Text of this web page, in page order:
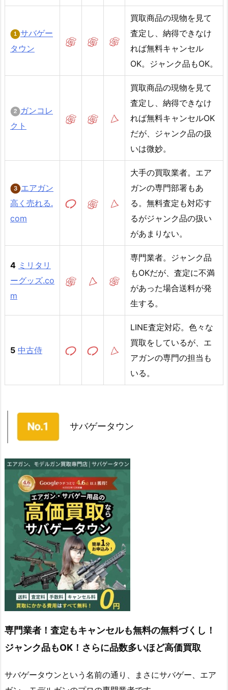
サバゲー
タウン
買取商品の現物を見て
査定し、納得できなけ
れば無料キャンセル
OK。ジャンク品もOK。
ガンコレ
クト
買取商品の現物を見て
査定し、納得できなけ
れば無料キャンセルOK
だが、ジャンク品の扱
いは微妙。
エアガン
高く売れる.
com
大手の買取業者。エア
ガンの専門部署もあ
る。無料査定も対応す
るがジャンク品の扱い
があまりない。
4 ミリタリ
ーグッズ.co
m
専門業者。ジャンク品
もOKだが、査定に不満
があった場合送料が発
生する。
5 中古侍
LINE査定対応。色々な
買取をしているが、エ
アガンの専門の担当も
いる。
サバゲータウン
専門業者！査定もキャンセルも無料の無料づくし！
ジャンク品もOK！さらに品数多いほど高価買取
サバゲータウンという名前の通り、まさにサバゲー、エア